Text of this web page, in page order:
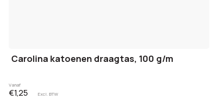
Carolina katoenen draagtas, 100 g/m
Vanaf
€1,25 Excl. BTW